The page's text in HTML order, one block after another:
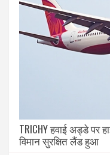
TRICHY हवाई अड्डे पर
विमान सुरक्षित लैंड हुआ